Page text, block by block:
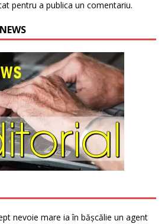
pentru a publica un comentariu.
nevoie mare ia în bășcălie un agent